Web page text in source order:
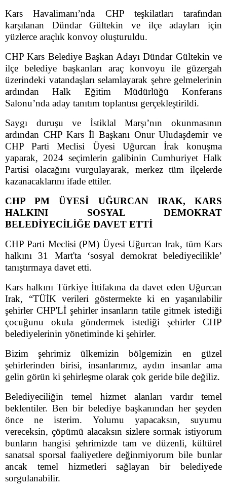
Kars Havalimanı’nda CHP teşkilatları tarafından
karşılanan Dündar Gültekin ve ilçe adayları için
yüzlerce araçlık konvoy oluşturuldu.
CHP Kars Belediye Başkan Adayı Dündar Gültekin ve
ilçe belediye başkanları araç konvoyu ile güzergah
üzerindeki vatandaşları selamlayarak şehre gelmelerinin
ardından Halk Eğitim Müdürlüğü Konferans
Salonu’nda aday tanıtım toplantısı gerçekleştirildi.
Saygı duruşu ve İstiklal Marşı’nın okunmasının
ardından CHP Kars İl Başkanı Onur Uludaşdemir ve
CHP Parti Meclisi Üyesi Uğurcan İrak konuşma
yaparak, 2024 seçimlerin galibinin Cumhuriyet Halk
Partisi olacağını vurgulayarak, merkez tüm ilçelerde
kazanacaklarını ifade ettiler.
CHP PM ÜYESİ UĞURCAN IRAK, KARS
HALKINI SOSYAL DEMOKRAT
BELEDİYECİLİĞE DAVET ETTİ
CHP Parti Meclisi (PM) Üyesi Uğurcan Irak, tüm Kars
halkını 31 Mart'ta ‘sosyal demokrat belediyecilikle’
tanıştırmaya davet etti.
Kars halkını Türkiye İttifakına da davet eden Uğurcan
Irak, “TÜİK verileri göstermekte ki en yaşanılabilir
şehirler CHP'Lİ şehirler insanların tatile gitmek istediği
çocuğunu okula göndermek istediği şehirler CHP
belediyelerinin yönetiminde ki şehirler.
Bizim şehrimiz ülkemizin bölgemizin en güzel
şehirlerinden birisi, insanlarımız, aydın insanlar ama
gelin görün ki şehirleşme olarak çok geride bile değiliz.
Belediyeciliğin temel hizmet alanları vardır temel
beklentiler. Ben bir belediye başkanından her şeyden
önce ne isterim. Yolumu yapacaksın, suyumu
vereceksin, çöpümü alacaksın sizlere sormak istiyorum
bunların hangisi şehrimizde tam ve düzenli, kültürel
sanatsal sporsal faaliyetlere değinmiyorum bile bunlar
ancak temel hizmetleri sağlayan bir belediyede
sorgulanabilir.